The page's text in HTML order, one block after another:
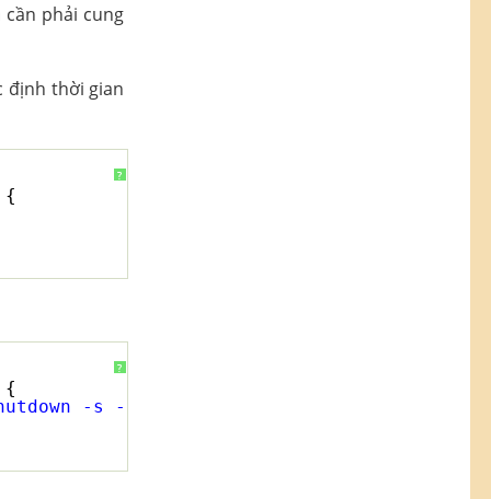
phải cung
định thời gian
?
{
?
{
-s -t 0"